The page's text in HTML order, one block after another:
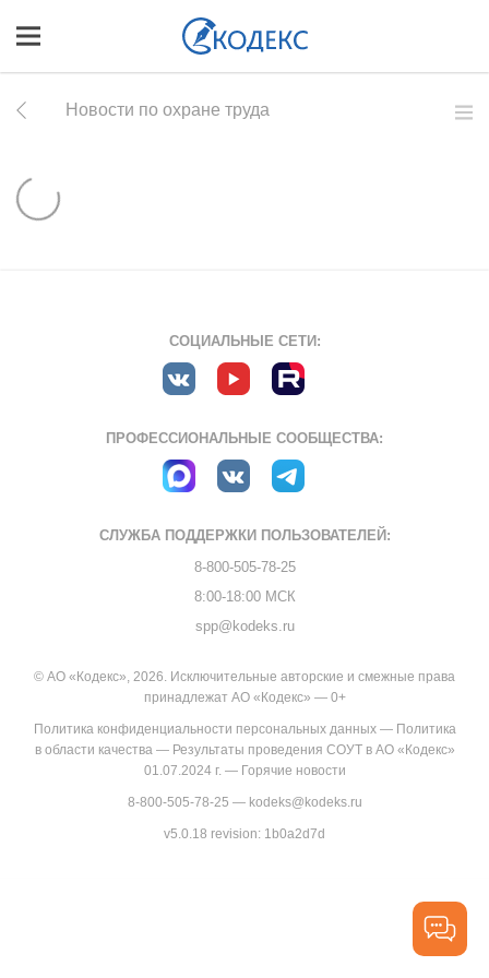
Новости по охране труда
СОЦИАЛЬНЫЕ СЕТИ:
ПРОФЕССИОНАЛЬНЫЕ СООБЩЕСТВА:
СЛУЖБА ПОДДЕРЖКИ ПОЛЬЗОВАТЕЛЕЙ:
8-800-505-78-25
8:00-18:00 МСК
spp@kodeks.ru
© АО «Кодекс», 2026. Исключительные авторские и смежные права
принадлежат АО «Кодекс» — 0+
Политика конфиденциальности персональных данных— Политика
в области качества— Результаты проведения СОУТ в АО «Кодекс»
01.07.2024 г.— Горячие новости
8-800-505-78-25 — kodeks@kodeks.ru
v5.0.18 revision: 1b0a2d7d